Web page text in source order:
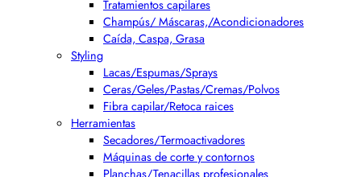
Tratamientos capilares
Champús/ Máscaras,/Acondicionadores
Caída, Caspa, Grasa
Styling
Lacas/Espumas/Sprays
Ceras/Geles/Pastas/Cremas/Polvos
Fibra capilar/Retoca raices
Herramientas
Secadores/Termoactivadores
Máquinas de corte y contornos
Planchas/Tenacillas profesionales